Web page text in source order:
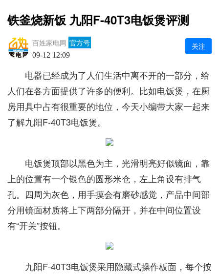
铁釜烧新饭 九阳F-40T3电饭煲评测
百姓家电网 官方号
09-12 12:09
关注
电器已经成为了人们生活中离不开的一部分，给
人们在各方面提供了许多的便利。比如电饭煲，在厨
房用具中占有很重要的地位，今天小编带大家一起来
了解九阳F-40T3电饭煲。
电饭煲顶部以黑色为主，光滑明亮好似镜面，靠
上的位置有一个银色的圆形米仓，左上角设有排气
孔。四周为灰色，用手摸会有磨砂感觉，产品中间部
分用镜面材质将上下两部分隔开，并在中间位置设
有“开关”按钮。
九阳F-40T3电饭煲采用隐藏式操作板面，每个按